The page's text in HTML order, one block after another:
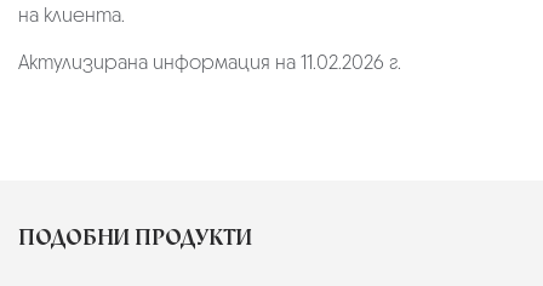
на клиента.
Актулизирана информация на 11.02.2026 г.
ПОДОБНИ ПРОДУКТИ